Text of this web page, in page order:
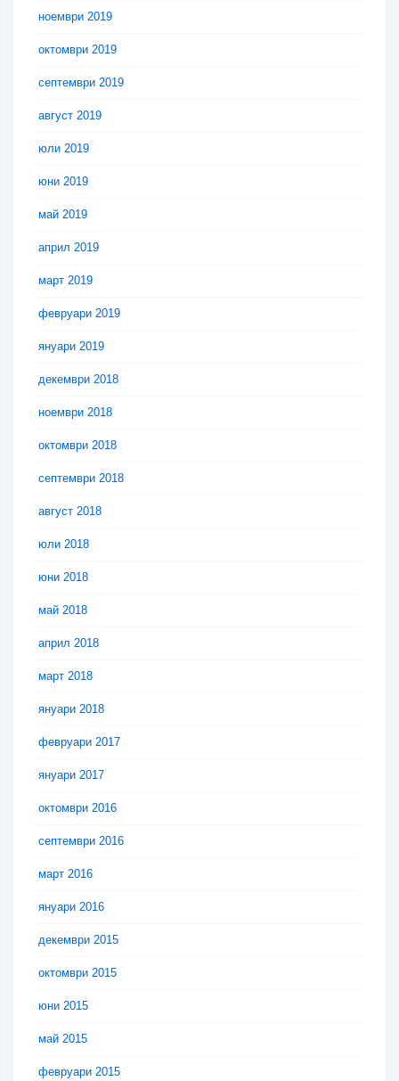
ноември 2019
октомври 2019
септември 2019
август 2019
юли 2019
юни 2019
май 2019
април 2019
март 2019
февруари 2019
януари 2019
декември 2018
ноември 2018
октомври 2018
септември 2018
август 2018
юли 2018
юни 2018
май 2018
април 2018
март 2018
януари 2018
февруари 2017
януари 2017
октомври 2016
септември 2016
март 2016
януари 2016
декември 2015
октомври 2015
юни 2015
май 2015
февруари 2015